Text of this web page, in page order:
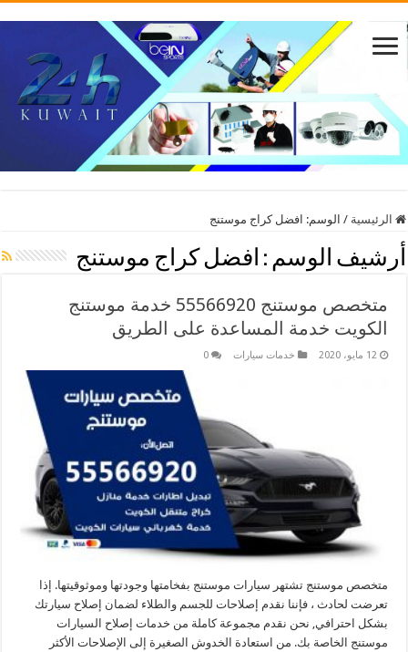
الرئيسية / الوسم: افضل كراج موستنج
أرشيف الوسم : افضل كراج موستنج
متخصص موستنج 55566920 خدمة موستنج
الكويت خدمة المساعدة على الطريق
12 مايو، 2020 خدمات سيارات 0
متخصص موستنج تشتهر سيارات موستنج بفخامتها وجودتها وموثوقيتها. إذا
تعرضت لحادث ، فإننا نقدم إصلاحات للجسم والطلاء لضمان إصلاح سيارتك
بشكل احترافي, نحن نقدم مجموعة كاملة من خدمات إصلاح السيارات
موستنج الخاصة بك. من استعادة الخدوش الصغيرة إلى الإصلاحات الأكثر